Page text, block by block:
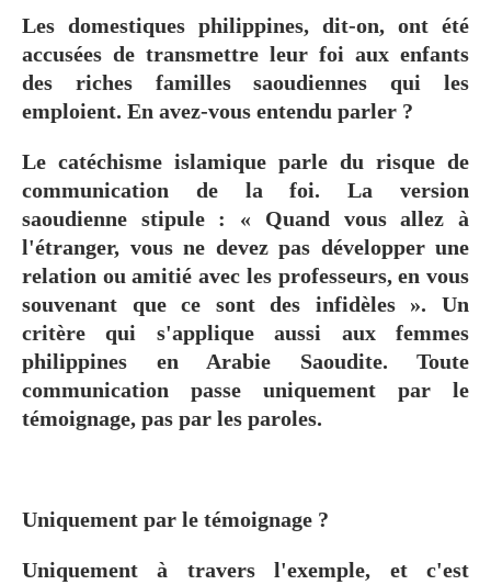
Les domestiques philippines, dit-on, ont été
accusées de transmettre leur foi aux enfants
des riches familles saoudiennes qui les
emploient. En avez-vous entendu parler ?
Le catéchisme islamique parle du risque de
communication de la foi. La version
saoudienne stipule : « Quand vous allez à
l'étranger, vous ne devez pas développer une
relation ou amitié avec les professeurs, en vous
souvenant que ce sont des infidèles ». Un
critère qui s'applique aussi aux femmes
philippines en Arabie Saoudite. Toute
communication passe uniquement par le
témoignage, pas par les paroles.
Uniquement par le témoignage ?
Uniquement à travers l'exemple, et c'est